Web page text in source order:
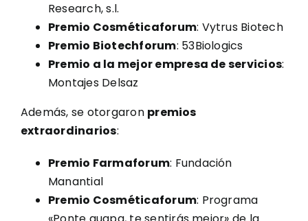
Research, s.l.
Premio Cosméticaforum: Vytrus Biotech
Premio Biotechforum: 53Biologics
Premio a la mejor empresa de servicios:
Montajes Delsaz
Además, se otorgaron premios
extraordinarios:
Premio Farmaforum: Fundación
Manantial
Premio Cosméticaforum: Programa